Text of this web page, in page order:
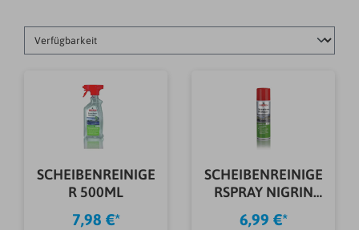
SCHEIBENREINIGE
R 500ML
7,98 €*
SCHEIBENREINIGE
RSPRAY NIGRIN
300ML
6,99 €*